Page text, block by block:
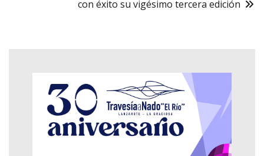
con éxito su vigésimo tercera edición